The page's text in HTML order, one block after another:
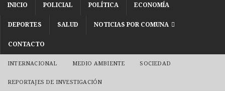
INICIO POLICIAL POLÍTICA ECONOMÍA
DEPORTES SALUD NOTICIAS POR COMUNA
CONTACTO
INTERNACIONAL MEDIO AMBIENTE SOCIEDAD
REPORTAJES DE INVESTIGACIÓN